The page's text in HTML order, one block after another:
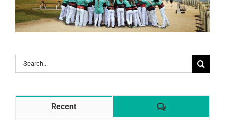
Search
for:
Recent Comentaris